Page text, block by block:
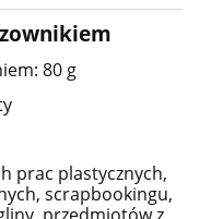
80 g
prac plastycznych,
scrapbookingu,